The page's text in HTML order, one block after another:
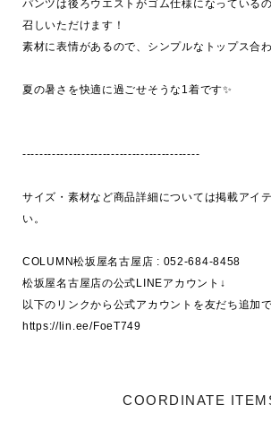
パンツは後ろウエストがゴム仕様になっている
召しいただけます！
素材に表情があるので、シンプルなトップス合
夏の暑さを快適に過ごせそうな1着です✨
------------------------------------------
サイズ・素材など商品詳細については掲載アイ
い。
COLUMN松坂屋名古屋店 : 052-684-8458
松坂屋名古屋店の公式LINEアカウント↓
以下のリンクから公式アカウントを友だち追加で
https://lin.ee/FoeT749
COORDINATE